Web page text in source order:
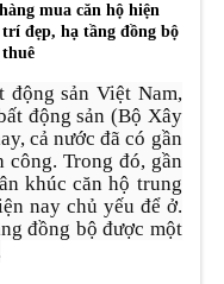
mua căn hộ hiện
đẹp, hạ tầng đồng bộ
động sản Việt Nam,
động sản (Bộ Xây
cả nước đã có gần
công. Trong đó, gần
khúc căn hộ trung
nay chủ yếu để ở.
đồng bộ được một